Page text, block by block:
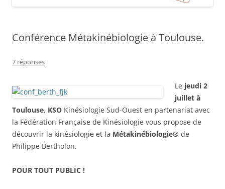
Conférence Métakinébiologie à Toulouse.
7 réponses
Le jeudi 2
juillet à
Toulouse, KSO Kinésiologie Sud-Ouest en partenariat avec
la Fédération Française de Kinésiologie vous propose de
découvrir la kinésiologie et la Métakinébiologie® de
Philippe Bertholon.
POUR TOUT PUBLIC !